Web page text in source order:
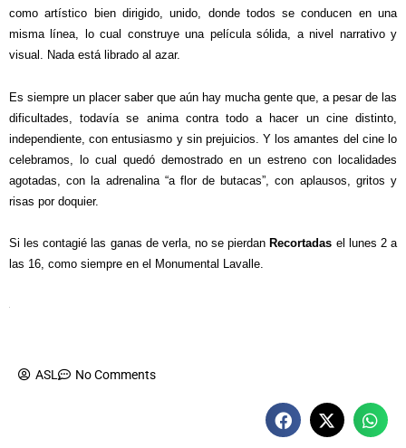
como artístico bien dirigido, unido, donde todos se conducen en una
misma línea, lo cual construye una película sólida, a nivel narrativo y
visual. Nada está librado al azar.
Es siempre un placer saber que aún hay mucha gente que, a pesar de las
dificultades, todavía se anima contra todo a hacer un cine distinto,
independiente, con entusiasmo y sin prejuicios. Y los amantes del cine lo
celebramos, lo cual quedó demostrado en un estreno con localidades
agotadas, con la adrenalina “a flor de butacas”, con aplausos, gritos y
risas por doquier.
Si les contagié las ganas de verla, no se pierdan Recortadas el lunes 2 a
las 16, como siempre en el Monumental Lavalle.
ASL No Comments